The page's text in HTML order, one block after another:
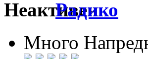
Радико
Много